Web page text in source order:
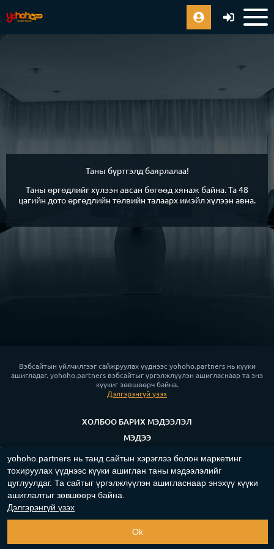
Таны бүртгэлд баярлалаа!
Таны өргөдлийг хүлээн авсан бөгөөд хянаж байна. Та 48
цагийн дото өргөдлийн төлвийн талаарх имэйл хүлээн авна.
Вэбсайтын үйлчилгээг сайжруулах үүднээс yohoho.partners нь күүки
ашигладаг. yohoho.partners вэбсайтыг үргэлжлүүлэн ашигласнаар та энэ
күүкиг зөвшөөрч байна.
Дэлгэрэнгүй үзэх
ХОЛБОО БАРИХ МЭДЭЭЛЭЛ
МЭДЭЭ
НУУЦЛАЛЫН БОДЛОГО
КҮҮКИ ЖУРАМ
App for Android™
Copyright ©2023-2026"yohoho.partners"‎.Бүх эрх хуулиар
хамгаалагдсан
yohoho.partners нь танд сайтын хэрэглээ болон маркетинг
тохируулах үүднээс күүки ашиглан таны мэдээлэлийг
цуглуулдаг. Та сайтыг үргэлжлүүлэн ашигласнаар энэхүү күүки
ашиглалтыг зөвшөөрч байна.
Дэлгэрэнгүй үзэх
Ok